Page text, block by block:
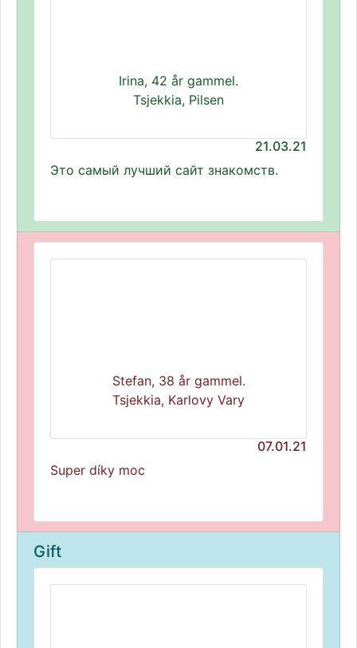
Irina, 42 år gammel.
Tsjekkia, Pilsen
21.03.21
Это самый лучший сайт знакомств.
Stefan, 38 år gammel.
Tsjekkia, Karlovy Vary
07.01.21
Super díky moc
Gift